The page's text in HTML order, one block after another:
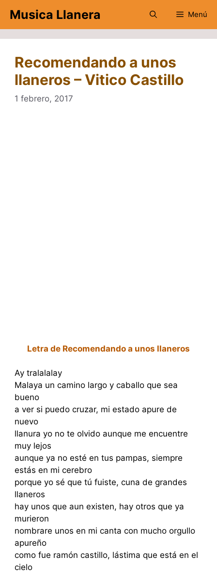
contenido
Musica Llanera Menú
Recomendando a unos
llaneros – Vitico Castillo
1 febrero, 2017
Letra de Recomendando a unos llaneros
Ay tralalalay
Malaya un camino largo y caballo que sea
bueno
a ver si puedo cruzar, mi estado apure de
nuevo
llanura yo no te olvido aunque me encuentre
muy lejos
aunque ya no esté en tus pampas, siempre
estás en mi cerebro
porque yo sé que tú fuiste, cuna de grandes
llaneros
hay unos que aun existen, hay otros que ya
murieron
nombrare unos en mi canta con mucho orgullo
apureño
como fue ramón castillo, lástima que está en el
cielo